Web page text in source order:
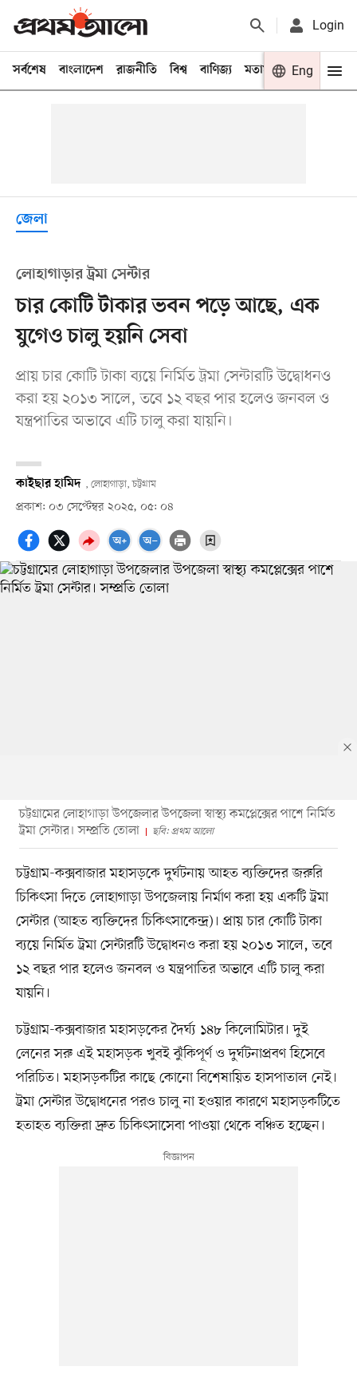
Login
সর্বশেষ বাংলাদেশ রাজনীতি বিশ্ব বাণিজ্য মতামত খেলা
Eng
জেলা
লোহাগাড়ার ট্রমা সেন্টার
চার কোটি টাকার ভবন পড়ে আছে, এক
যুগেও চালু হয়নি সেবা
প্রায় চার কোটি টাকা ব্যয়ে নির্মিত ট্রমা সেন্টারটি উদ্বোধনও
করা হয় ২০১৩ সালে, তবে ১২ বছর পার হলেও জনবল ও
যন্ত্রপাতির অভাবে এটি চালু করা যায়নি।
কাইছার হামিদ , লোহাগাড়া, চট্টগ্রাম
প্রকাশ: ০৩ সেপ্টেম্বর ২০২৫, ০৫: ০৪
চট্টগ্রামের লোহাগাড়া উপজেলার উপজেলা স্বাস্থ্য কমপ্লেক্সের পাশে নির্মিত
ট্রমা সেন্টার। সম্প্রতি তোলা
ছবি: প্রথম আলো
চট্টগ্রাম-কক্সবাজার মহাসড়কে দুর্ঘটনায় আহত ব্যক্তিদের জরুরি
চিকিৎসা দিতে লোহাগাড়া উপজেলায় নির্মাণ করা হয় একটি ট্রমা
সেন্টার (আহত ব্যক্তিদের চিকিৎসাকেন্দ্র)। প্রায় চার কোটি টাকা
ব্যয়ে নির্মিত ট্রমা সেন্টারটি উদ্বোধনও করা হয় ২০১৩ সালে, তবে
১২ বছর পার হলেও জনবল ও যন্ত্রপাতির অভাবে এটি চালু করা
যায়নি।
চট্টগ্রাম-কক্সবাজার মহাসড়কের দৈর্ঘ্য ১৪৮ কিলোমিটার। দুই
লেনের সরু এই মহাসড়ক খুবই ঝুঁকিপূর্ণ ও দুর্ঘটনাপ্রবণ হিসেবে
পরিচিত। মহাসড়কটির কাছে কোনো বিশেষায়িত হাসপাতাল নেই।
ট্রমা সেন্টার উদ্বোধনের পরও চালু না হওয়ার কারণে মহাসড়কটিতে
হতাহত ব্যক্তিরা দ্রুত চিকিৎসাসেবা পাওয়া থেকে বঞ্চিত হচ্ছেন।